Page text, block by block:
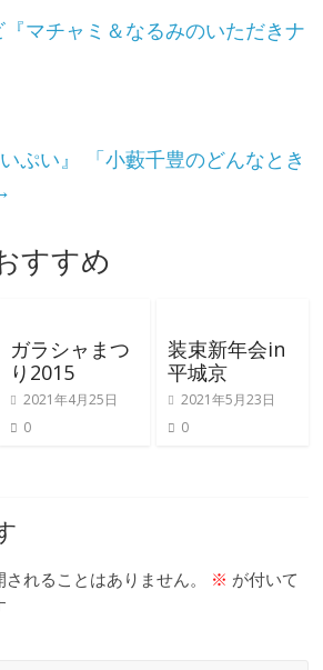
マチャミ＆なるみのいただきナ
ぷい』 「小藪千豊のどんなとき
すすめ
ガラシャまつ
り2015
2021年4月25日
0
装束新年会in
平城京
2021年5月23日
0
れることはありません。 ※ が付いて